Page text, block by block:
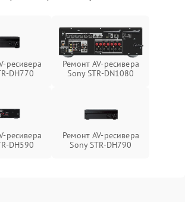
ресивера
DH770
Ремонт AV-ресивера
Sony STR-DN1080
ресивера
DH590
Ремонт AV-ресивера
Sony STR-DH790